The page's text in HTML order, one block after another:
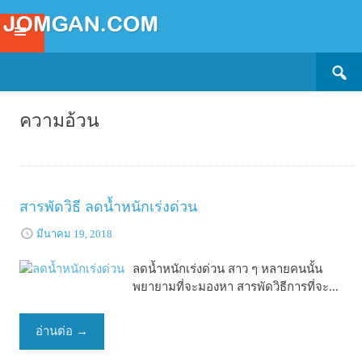
ความอ้วน
สารพัดวิธี ลดน้ำหนักเร่งด่วน
มีนาคม 19, 2018
ลดน้ำหนักเร่งด่วน สาว ๆ หลายคนนั้น
พยายามที่จะมองหา สารพัดวิธีการที่จะ...
อ่านต่อ →